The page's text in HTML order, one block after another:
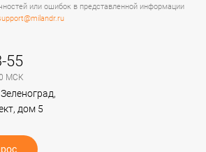
или ошибок в представленной информации
55
МСК
дом 5